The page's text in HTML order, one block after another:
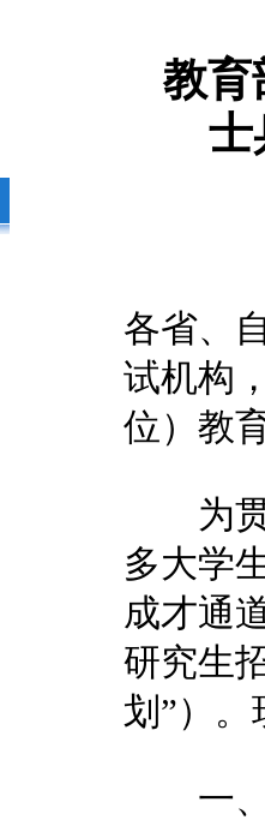
教育
士
各省、
试机构
位）教
为贯
多大学
成才通
研究生
划”）
一、